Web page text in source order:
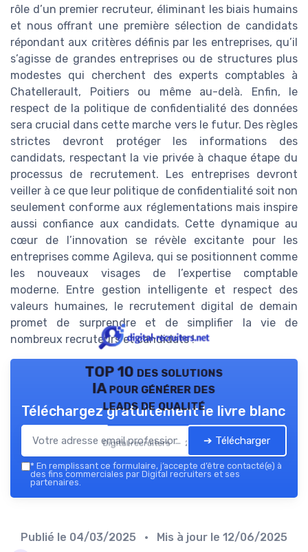
rôle d’un premier recruteur, éliminant les biais humains
et nous offrant une première sélection de candidats
répondant aux critères définis par les entreprises, qu’il
s’agisse de grandes entreprises ou de structures plus
modestes qui cherchent des experts comptables à
Chatellerault, Poitiers ou même au-delà. Enfin, le
respect de la politique de confidentialité des données
sera crucial dans cette marche vers le futur. Des règles
strictes devront protéger les informations des
candidats, respectant la vie privée à chaque étape du
processus de recrutement. Les entreprises devront
veiller à ce que leur politique de confidentialité soit non
seulement conforme aux réglementations mais inspire
aussi confiance aux candidats. Cette dynamique au
cœur de l’innovation se révèle excitante pour les
entreprises comme Agileva, qui se positionnent comme
les nouveaux visages de l’expertise comptable
moderne. Entre gestion intelligente et respect des
valeurs humaines, le recrutement digital de demain
promet de surprendre et de simplifier la vie de
nombreux recruteurs et candidats !
TOP 10 des solutions
IA pour générer des
leads de qualité
Digital recruiters — 2026
Téléchargez gratuitement le livre blanc
➔ Télécharger
* En remplissant ce formulaire, j’accepte d’être contacté(e) à
des fins commerciales par Digital recruiters et ses
partenaires.
Publié le 04/03/2025 • Mis à jour le 12/06/2025